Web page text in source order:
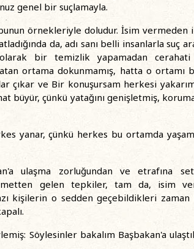
genel bir suçlamayla.
örnekleriyle doludur. İsim vermeden
da, adı sanı belli insanlarla suç
olarak bir temizlik yapamadan
ortama dokunmamış, hatta o ortamı
çıkar ve Bir konuşursam herkesi
büyür, çünkü yatağını genişletmiş,
yanar, çünkü herkes bu ortamda
ulaşma zorluğundan ve etrafına
gelen tepkiler, tam da, isim
kişilerin o sedden geçebildikleri zaman
Söylesinler bakalım Başbakan'a